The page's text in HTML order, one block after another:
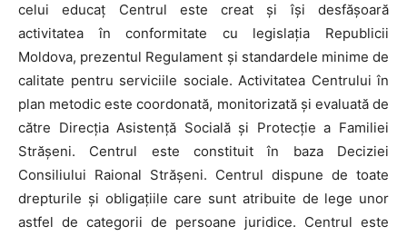
celui educaţ Centrul este creat şi îşi desfăşoară
activitatea în conformitate cu legislaţia Republicii
Moldova, prezentul Regulament şi standardele minime de
calitate pentru serviciile sociale. Activitatea Centrului în
plan metodic este coordonată, monitorizată şi evaluată de
către Direcţia Asistenţă Socială şi Protecţie a Familiei
Strășeni. Centrul este constituit în baza Deciziei
Consiliului Raional Strășeni. Centrul dispune de toate
drepturile şi obligaţiile care sunt atribuite de lege unor
astfel de categorii de persoane juridice. Centrul este